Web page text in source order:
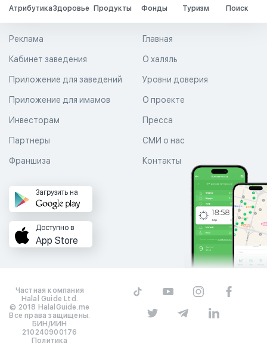
АтрибутикаЗдоровье Продукты Фонды Туризм Поиск
Главная
О халяль
Уровни доверия
Реклама
Кабинет заведения
Приложение для заведений
Приложение для имамов О проекте
Пресса
СМИ о нас
Контакты
Инвесторам
Партнеры
Франшиза
Загрузить на
Доступно в
App Store
Частная компания
Halal Guide Ltd.
© 2018 HalalGuide.me
Все права защищены.
БИН/ИИН
210240900176
Политика